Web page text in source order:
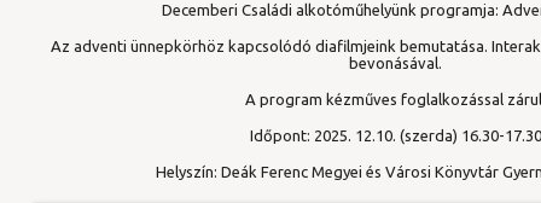
Decemberi Családi alkotóműhelyünk programja:
Az adventi ünnepkörhöz kapcsolódó diafilmjeink bemutatása.
bevonásával.
A program kézműves foglalkozással
Időpont: 2025. 12.10. (szerda) 16.30-17.30
Helyszín: Deák Ferenc Megyei és Városi Könyvtár